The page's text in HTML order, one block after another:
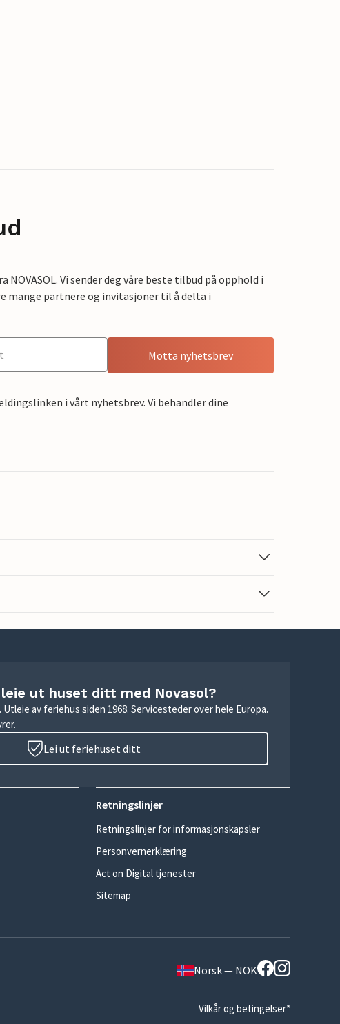
Vi sender deg våre beste tilbud på opphold i
mange partnere og invitasjoner til å delta i
Motta nyhetsbrev
i vårt nyhetsbrev. Vi behandler dine
ut huset ditt med Novasol?
Utleie av feriehus siden 1968. Servicesteder over hele Europa.
Lei ut feriehuset ditt
Retningslinjer
Retningslinjer for informasjonskapsler
Personvernerklæring
Act on Digital tjenester
Sitemap
Norsk — NOK
Vilkår og betingelser*